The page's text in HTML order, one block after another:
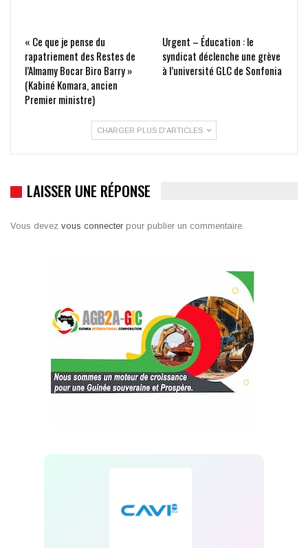
« Ce que je pense du
rapatriement des Restes de
l’Almamy Bocar Biro Barry »
(Kabiné Komara, ancien
Premier ministre)
Urgent – Éducation : le
syndicat déclenche une grève
à l’université GLC de Sonfonia
CHARGER PLUS D'ARTICLES
LAISSER UNE RÉPONSE
Vous devez vous connecter pour publier un commentaire.